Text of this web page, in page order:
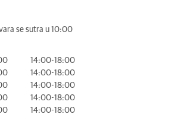
se sutra u 10:00
14:00-18:00
14:00-18:00
14:00-18:00
14:00-18:00
14:00-18:00